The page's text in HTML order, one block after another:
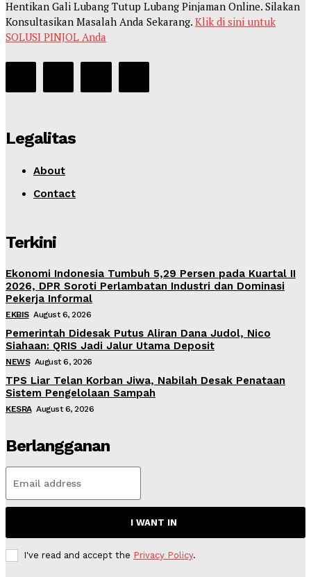
Hentikan Gali Lubang Tutup Lubang Pinjaman Online. Silakan
Konsultasikan Masalah Anda Sekarang. Klik di sini untuk
SOLUSI PINJOL Anda
Legalitas
About
Contact
Terkini
Ekonomi Indonesia Tumbuh 5,29 Persen pada Kuartal II
2026, DPR Soroti Perlambatan Industri dan Dominasi
Pekerja Informal
EKBIS August 6, 2026
Pemerintah Didesak Putus Aliran Dana Judol, Nico
Siahaan: QRIS Jadi Jalur Utama Deposit
NEWS August 6, 2026
TPS Liar Telan Korban Jiwa, Nabilah Desak Penataan
Sistem Pengelolaan Sampah
KESRA August 6, 2026
Berlangganan
I WANT IN
I've read and accept the Privacy Policy.